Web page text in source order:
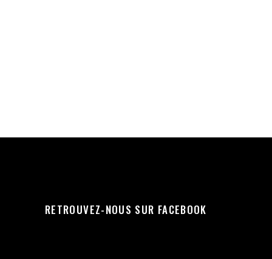
RETROUVEZ-NOUS SUR FACEBOOK